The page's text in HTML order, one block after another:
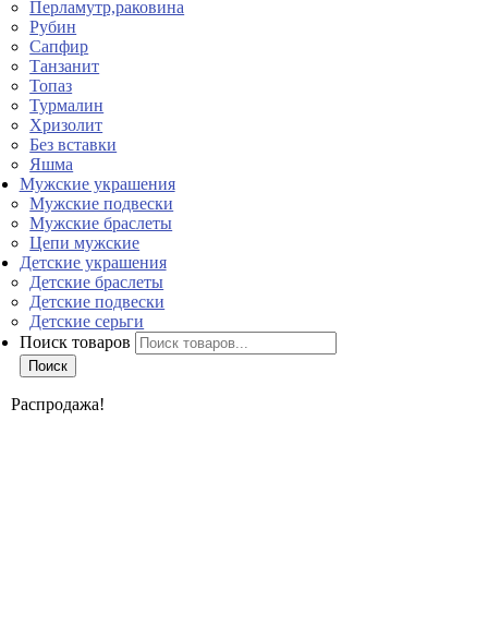
Перламутр,раковина
Рубин
Сапфир
Танзанит
Топаз
Турмалин
Хризолит
Без вставки
Яшма
Мужские украшения
Мужские подвески
Мужские браслеты
Цепи мужские
Детские украшения
Детские браслеты
Детские подвески
Детские серьги
Поиск товаров
Поиск
Распродажа!